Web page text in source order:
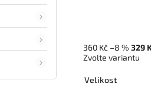
360 Kč –8 % 329
Zvolte variantu
Velikost